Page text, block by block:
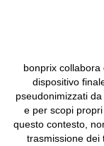
bonprix
dispositivo
pseudonimizzati
e per scopi
questo contesto,
trasmissione dei